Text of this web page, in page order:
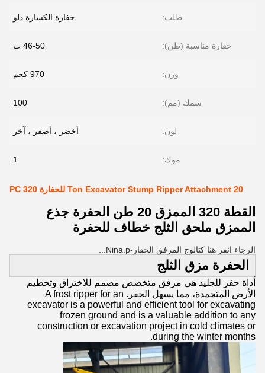
طلب: حفارة الكسارة دلو
حفارة مناسبة (طن): 46-50 ت
وزن: 970 كجم
سمك (مم): 100
لون: أخضر ، أصفر ، آخر
موك: 1
20 Ton Excavator Stump Ripper Attachment للحفارة PC 320
القطة 320 الممزق 20 طن الحفرة جذع
الممزق ملحق الثلج خطاف للحفرة
الرجاء انقر هنا كتالوج المرفق الحفار-Nina.p...
الحفرة مزق الثلج
أداة حفر للجليد هي مرفق متخصص مصمم للاختراق وتحطيم
الأرض المتجمدة، مما يسهل الحفر. A frost ripper for an
excavator is a powerful and efficient tool for excavating
frozen ground and is a valuable addition to any
construction or excavation project in cold climates or
during the winter months.